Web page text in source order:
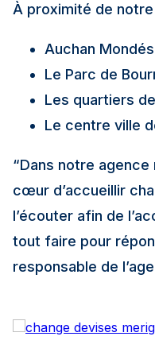
À proximité de
Auchan
Le Parc de
Les quartiers
Le centre ville
“Dans notre
cœur d’accueillir
l’écouter afin de
tout faire pour
responsable de